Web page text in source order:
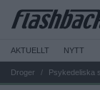
AKTUELLT NYTT
Droger Psykedeliska